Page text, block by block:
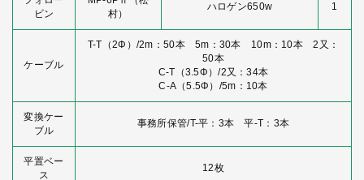
ビン
村）
ハロゲン650w 1
ケーブル
T-T（2Φ）/2m：50本 5m：30本 10m：10本 2又：
50本
C-T（3.5Φ）/2又：34本
C-A（5.5Φ）/5m：10本
変換ケー
ブル
事務所保管/T-平：3本 平-T：3本
平置ベー
ス
12枚